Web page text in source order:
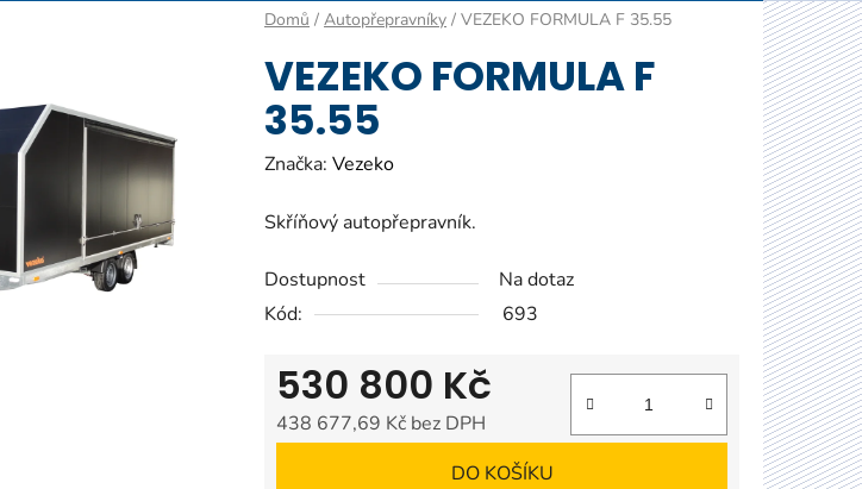
Domů / Autopřepravníky / VEZEKO FORMULA F 35.55
VEZEKO FORMULA F
35.55
Značka: Vezeko
Skříňový autopřepravník.
Dostupnost
Na dotaz
Kód:
693
530 800 Kč
438 677,69 Kč bez DPH
DO KOŠÍKU